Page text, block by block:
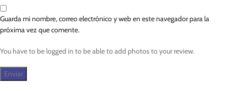
Guarda mi nombre, correo electrónico y web en este navegador para la
próxima vez que comente.
You have to be logged in to be able to add photos to your review.